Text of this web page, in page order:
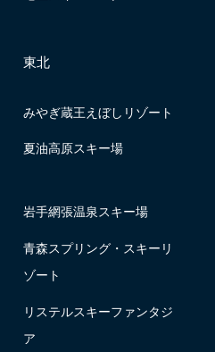
東北
みやぎ蔵王えぼしリゾート
夏油高原スキー場
岩手網張温泉スキー場
青森スプリング・スキーリ
ゾート
リステルスキーファンタジ
ア